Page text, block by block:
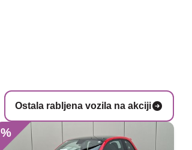
Ostala rabljena vozila na akciji
%